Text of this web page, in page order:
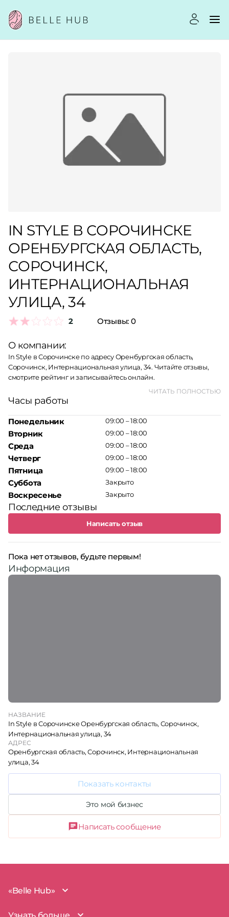
IN STYLE В СОРОЧИНСКЕ
ОРЕНБУРГСКАЯ ОБЛАСТЬ,
СОРОЧИНСК,
ИНТЕРНАЦИОНАЛЬНАЯ
УЛИЦА, 34
2 Отзывы: 0
О компании:
In Style в Сорочинске по адресу Оренбургская область,
Сорочинск, Интернациональная улица, 34. Читайте отзывы,
смотрите рейтинг и записывайтесь онлайн.
ЧИТАТЬ ПОЛНОСТЬЮ
Часы работы
Понедельник
Вторник
Среда
Четверг
Пятница
Суббота
Воскресенье
09:00 – 18:00
09:00 – 18:00
09:00 – 18:00
09:00 – 18:00
09:00 – 18:00
Закрыто
Закрыто
Последние отзывы
Написать отзыв
Пока нет отзывов, будьте первым!
Информация
НАЗВАНИЕ
In Style в Сорочинске Оренбургская область, Сорочинск,
Интернациональная улица, 34
АДРЕС
Оренбургская область, Сорочинск, Интернациональная
улица, 34
Показать контакты
Это мой бизнес
Написать сообщение
«Belle Hub»
О проекте
Узнать больше